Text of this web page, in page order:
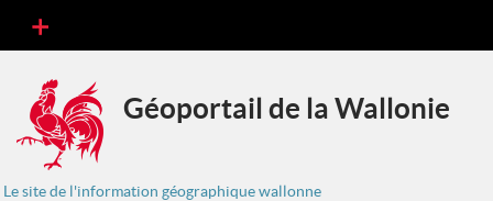
Géoportail de la Wallonie
Le site de l'information géographique wallonne